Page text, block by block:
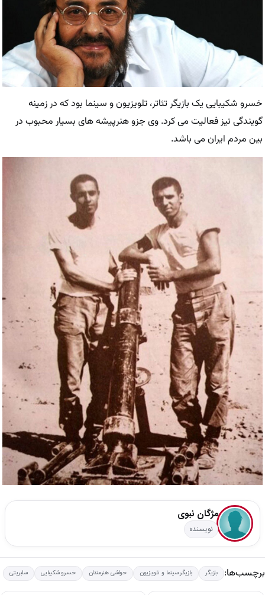
خسرو شکیبایی یک بازیگر تئاتر، تلویزیون و سینما بود که در زمینه
گویندگی نیز فعالیت می کرد. وی جزو هنرپیشه های بسیار محبوب در
بین مردم ایران می باشد.
مژگان نبوی
نویسنده
برچسب‌ها: بازیگر بازیگر سینما و تلویزیون حواشی هنرمندان خسرو شکیبایی سلبریتی